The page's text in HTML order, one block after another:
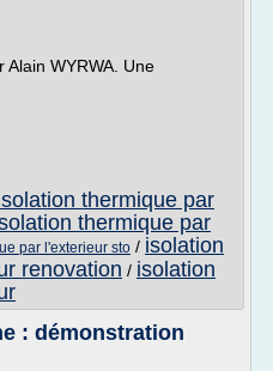
WYRWA. Une
thermique par
thermique par
par l'exterieur sto / isolation
renovation / isolation
: démonstration